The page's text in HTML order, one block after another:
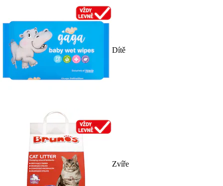
Dítě
Zvíře